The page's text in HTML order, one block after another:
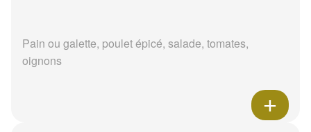
Pain ou galette, poulet épicé, salade, tomates,
oignons